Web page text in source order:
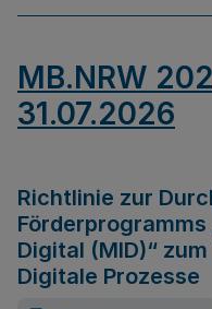
MB.NRW
31.07.2026
Richtlinie zur
Digital (MID)“
Digitale Prozesse